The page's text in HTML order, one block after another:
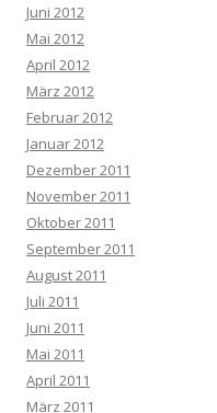
Juni 2012
Mai 2012
April 2012
März 2012
Februar 2012
Januar 2012
Dezember 2011
November 2011
Oktober 2011
September 2011
August 2011
Juli 2011
Juni 2011
Mai 2011
April 2011
März 2011